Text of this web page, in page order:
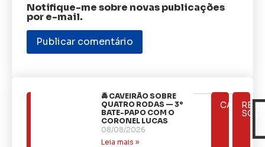
Notifique-me sobre novas publicações
por e-mail.
🚔 CAVEIRÃO SOBRE
QUATRO RODAS — 3º
BATE-PAPO COM O
CORONEL LUCAS
08/08/2026
Leia mais »